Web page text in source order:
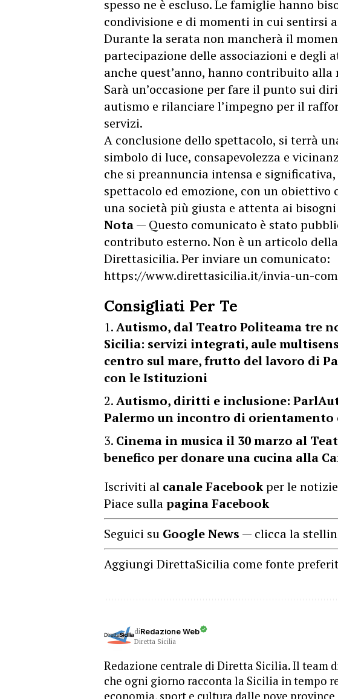
spesso ne è escluso. Le famiglie hanno
condivisione e di momenti in cui sentirsi
Durante la serata non mancherà il
partecipazione delle associazioni e degli
anche quest’anno, hanno contribuito alla
Sarà un’occasione per fare il punto sui
autismo e rilanciare l’impegno per il
servizi.
A conclusione dello spettacolo, si terrà
simbolo di luce, consapevolezza e
che si preannuncia intensa e
spettacolo ed emozione, con un obiettivo
una società più giusta e attenta ai
Nota— Questo comunicato è stato
contributo esterno. Non è un articolo
Direttasicilia. Per inviare un comunicato:
https://www.direttasicilia.it/invia-un-
Consigliati Per Te
Autismo, dal Teatro Politeama tre
Sicilia: servizi integrati, aule
centro sul mare, frutto del lavoro di
con le Istituzioni
Autismo, diritti e inclusione:
Palermo un incontro di orientamento
Cinema in musica il 30 marzo al
benefico per donare una cucina alla
Iscriviti al canale Facebookper le
Piace sullapagina Facebook
Seguici su Google News — clicca la
Aggiungi DirettaSicilia come fonte
diRedazione Web
Diretta Sicilia
Redazione centrale di Diretta Sicilia. Il team
che ogni giorno racconta la Sicilia in tempo
economia, sport e cultura dalle nove